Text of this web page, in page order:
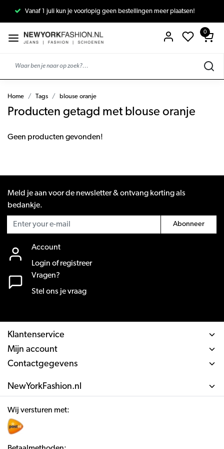
Vanaf 1 juli kun je voorlopig geen bestellingen meer plaatsen!
0
Home Tags blouse oranje
Producten getagd met blouse oranje
Geen producten gevonden!
Meld je aan voor de newsletter & ontvang korting als
bedankje.
Abonneer
Account
Login of registreer
Vragen?
Stel ons je vraag
Klantenservice
Mijn account
Contactgegevens
NewYorkFashion.nl
Wij versturen met: